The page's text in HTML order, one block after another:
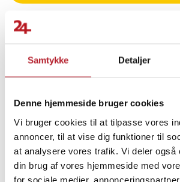
Samtykke Detaljer
Denne hjemmeside bruger cookies
Vi bruger cookies til at tilpasse vores
annoncer, til at vise dig funktioner til
at analysere vores trafik. Vi deler også
din brug af vores hjemmeside med
for sociale medier,
- Produkt: Langpande / bageplade
- Mærke: Midea
- Artikelnummer: 12271100009706
- Materiale: Emaljeret stål Finde gode tilbud
Køkkenprodukter Ovn- og